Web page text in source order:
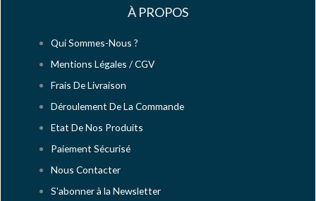
À PROPOS
Qui Sommes-Nous ?
Mentions Légales / CGV
Frais De Livraison
Déroulement De La Commande
Etat De Nos Produits
Paiement Sécurisé
Nous Contacter
S'abonner à la Newsletter